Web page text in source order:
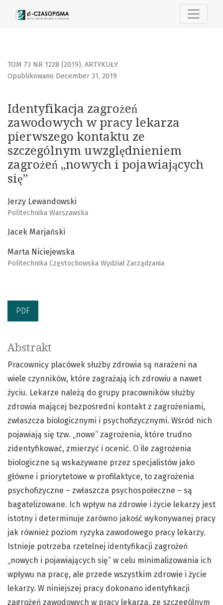
Identyfikacja zagrożeń zawodowych w pracy lekarza
TOM 73 NR 1228 (2019), ARTYKUŁY
Identyfikacja zagrożeń
zawodowych w pracy lekarza
pierwszego kontaktu ze
szczególnym uwzględnieniem
zagrożeń „nowych i pojawiających
się”
Opublikowano December 31, 2019
Jerzy Lewandowski
Politechnika Warszawska
Jacek Marjański
Marta Niciejewska
Politechnika Częstochowska Wydział Zarządzania
PDF
Abstrakt
Pracownicy placówek służby zdrowia są narażeni na
wiele czynników, które zagrażają ich zdrowiu a nawet
życiu. Lekarze należą do grupy pracowników służby
zdrowia mającej bezpośredni kontakt z zagrożeniami,
zwłaszcza biologicznymi i psychofizycznymi. Wśród nich
pojawiają się tzw. „nowe” zagrożenia, które trudno
zidentyfikować, zmierzyć i ocenić. O ile zagrożenia
biologiczne są wskazywane przez specjalistów jako
główne i priorytetowe w profilaktyce, to zagrożenia
psychofizyczne – zwłaszcza psychospołeczne – są
bagatelizowane. Ich wpływ na zdrowie i życie lekarzy jest
istotny i determinuje zarówno jakość wykonywanej pracy
jak również poziom ryzyka zawodowego pracy lekarzy.
Istnieje potrzeba rzetelnej identyfikacji zagrożeń
„nowych i pojawiających się” w celu minimalizowania ich
wpływu na pracę, ale przede wszystkim zdrowie i życie
lekarzy. W niniejszej pracy dokonano identyfikacji
zagrożeń zawodowych w pracy lekarza, ze szczególnym